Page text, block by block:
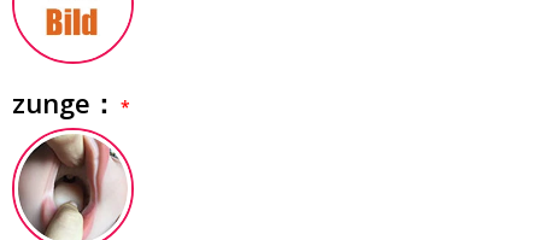
zunge：